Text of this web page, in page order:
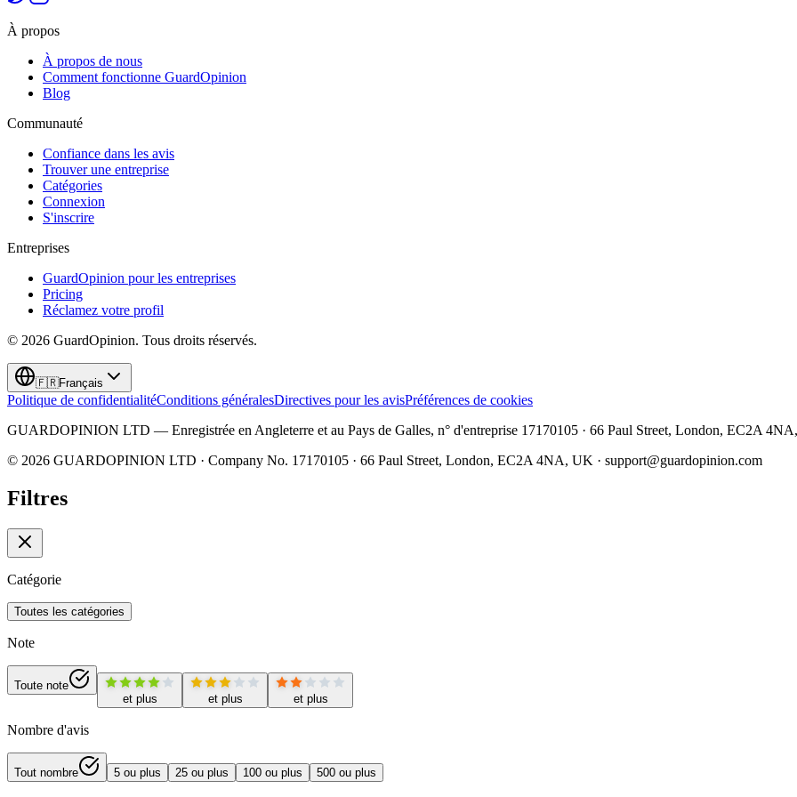
À propos
À propos de nous
Comment fonctionne GuardOpinion
Blog
Communauté
Confiance dans les avis
Trouver une entreprise
Catégories
Connexion
S'inscrire
Entreprises
GuardOpinion pour les entreprises
Pricing
Réclamez votre profil
© 2026 GuardOpinion. Tous droits réservés.
🇫🇷Français
Politique de confidentialitéConditions généralesDirectives pour les avisPréférences de cookies
GUARDOPINION LTD — Enregistrée en Angleterre et au Pays de Galles, n° d'entreprise 17170105 · 66 Paul Street, London, EC2A
© 2026 GUARDOPINION LTD · Company No. 17170105 · 66 Paul Street, London, EC2A 4NA, UK · support@guardopinion.com
Filtres
Catégorie
Toutes les catégories
Note
Toute note
et plus
et plus et plus
Nombre d'avis
Tout nombre 5 ou plus 25 ou plus 100 ou plus 500 ou plus